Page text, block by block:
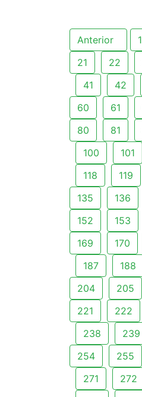
Anterior 1
21
22
41
42
60
61
80
81
100
101
118
119
135
136
152
153
169
170
187
188
204
205
221
222
238
239
254
255
271
272